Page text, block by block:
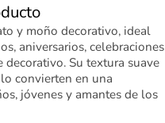
y moño decorativo, ideal
aniversarios, celebraciones
Su textura suave
convierten en una
jóvenes y amantes de los